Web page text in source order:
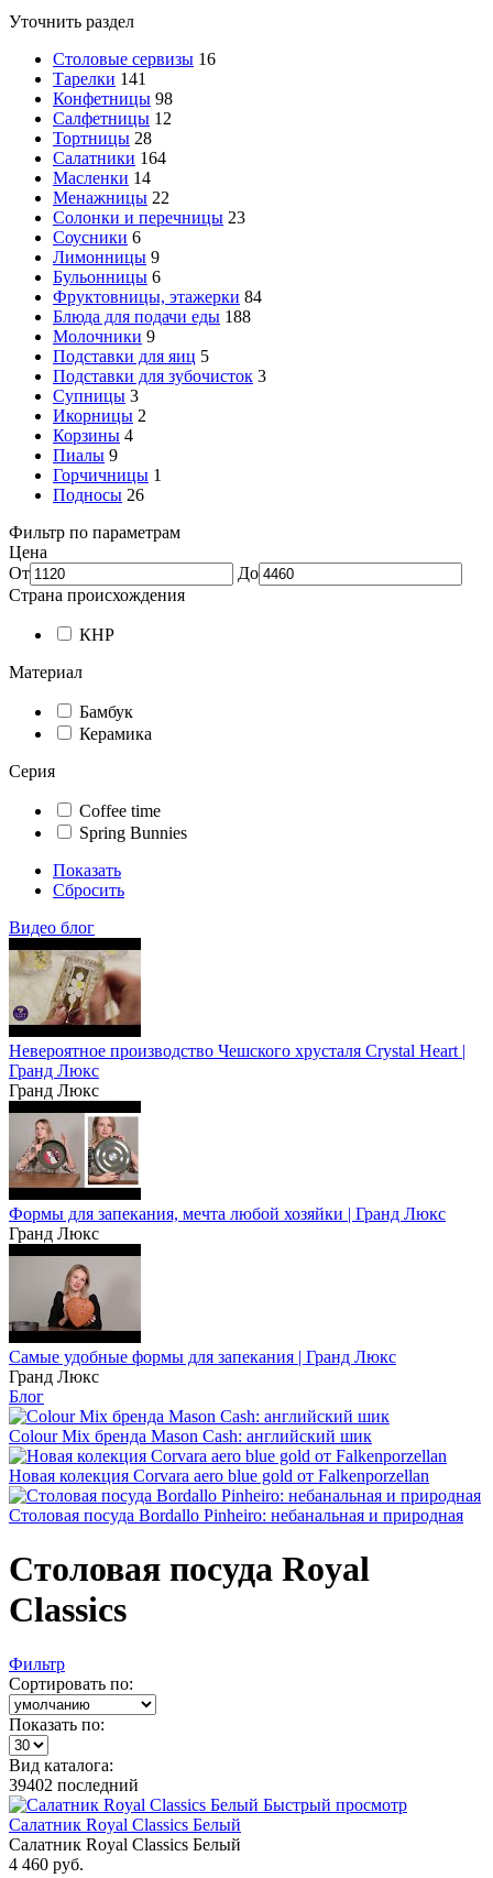
Уточнить раздел
Столовые сервизы 16
Тарелки 141
Конфетницы 98
Салфетницы 12
Тортницы 28
Салатники 164
Масленки 14
Менажницы 22
Солонки и перечницы 23
Соусники 6
Лимонницы 9
Бульонницы 6
Фруктовницы, этажерки 84
Блюда для подачи еды 188
Молочники 9
Подставки для яиц 5
Подставки для зубочисток 3
Супницы 3
Икорницы 2
Корзины 4
Пиалы 9
Горчичницы 1
Подносы 26
Фильтр по параметрам
Цена
От
До
Страна происхождения
КНР
Материал
Бамбук
Керамика
Серия
Coffee time
Spring Bunnies
Показать
Сбросить
Видео блог
Невероятное производство Чешского хрусталя Crystal Heart |
Гранд Люкс
Гранд Люкс
Формы для запекания, мечта любой хозяйки | Гранд Люкс
Гранд Люкс
Самые удобные формы для запекания | Гранд Люкс
Гранд Люкс
Блог
Colour Mix бренда Mason Cash: английский шик
Новая колекция Corvara aero blue gold от Falkenporzellan
Столовая посуда Bordallo Pinheiro: небанальная и природная
Столовая посуда Royal
Classics
Фильтр
Сортировать по:
Показать по:
Вид каталога:
39402 последний
Быстрый просмотр
Салатник Royal Classics Белый
Салатник Royal Classics Белый
4 460 руб.